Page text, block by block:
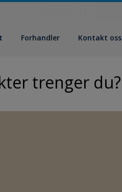
Forhandler Kontakt oss
trenger du?